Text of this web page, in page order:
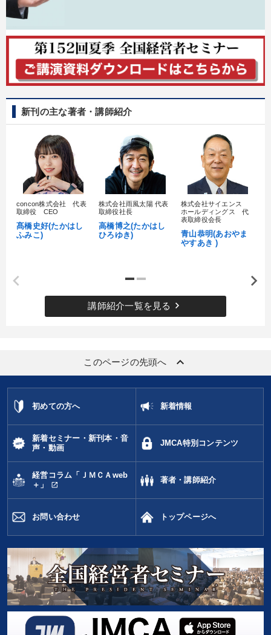
新刊の主な著者・講師紹介
concon株式会社 代表
取締役 CEO
髙橋史好(たかはし
ふみこ)
株式会社雨風太陽 代表
取締役社長
高橋博之(たかはし
ひろゆき)
株式会社サイエンス
ホールディングス 代
表取締役会長
青山恭明(あおやま
やすあき )
講師紹介一覧を見る keyboard_arrow_right
このページの先頭へ keyboard_arrow_up
初めての方へ 新着情報
新着セミナー・新刊本・音
声・動画
JMCA特別コンテンツ
経営コラム「ＪＭＣＡweb
＋」
open_in_new
著者・講師紹介
お問い合わせ トップページへ